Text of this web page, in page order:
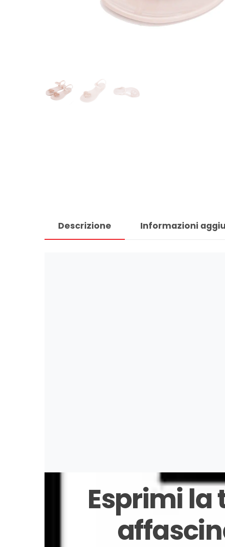
Descrizione Informazioni
Esprimi